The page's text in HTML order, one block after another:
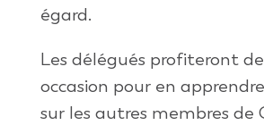
égard.
Les délégués profiteront
occasion pour en
sur les autres membres de